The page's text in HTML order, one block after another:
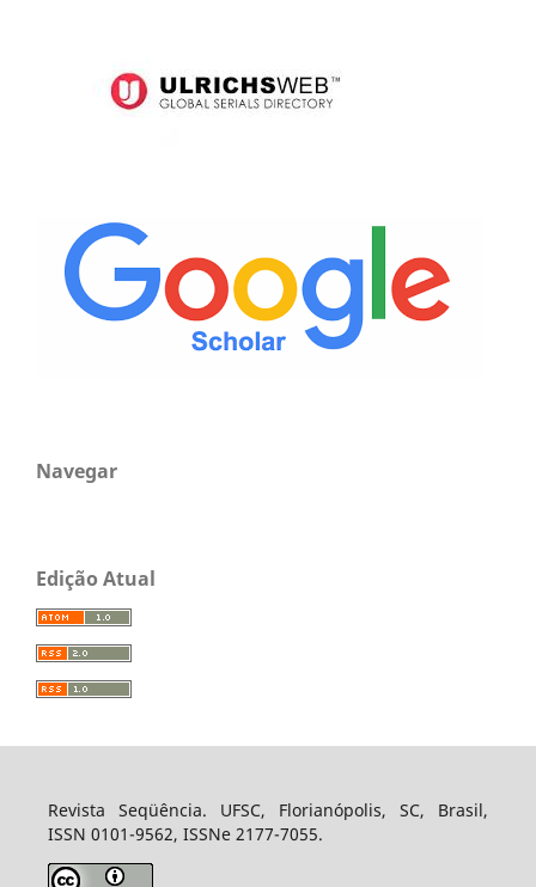
Navegar
Edição Atual
Revista Seqüência. UFSC, Florianópolis, SC, Brasil,
ISSN 0101-9562, ISSNe 2177-7055.